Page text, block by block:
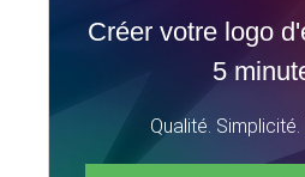
Créer votre logo
5
Qualité.